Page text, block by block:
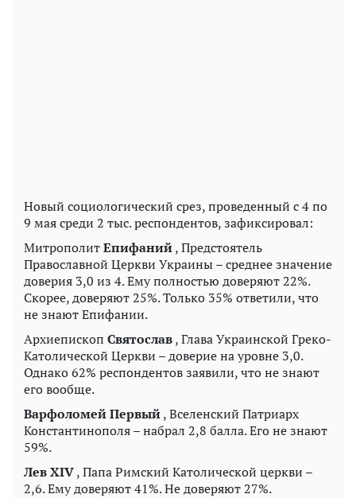
Новый социологический срез, проведенный с 4 по
9 мая среди 2 тыс. респондентов, зафиксировал:
МитрополитЕпифаний, Предстоятель
Православной Церкви Украины – среднее значение
доверия 3,0 из 4. Ему полностью доверяют 22%.
Скорее, доверяют 25%. Только 35% ответили, что
не знают Епифании.
Архиепископ Святослав, Глава Украинской Греко-
Католической Церкви – доверие на уровне 3,0.
Однако 62% респондентов заявили, что не знают
его вообще.
Варфоломей Первый, Вселенский Патриарх
Константинополя – набрал 2,8 балла. Его не знают
59%.
Лев XIV, Папа Римский Католической церкви –
2,6. Ему доверяют 41%. Не доверяют 27%.